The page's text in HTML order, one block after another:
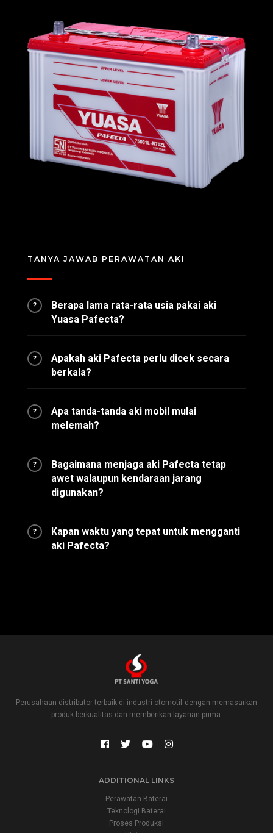
TANYA JAWAB PERAWATAN AKI
?
Berapa lama rata-rata usia pakai aki
Yuasa Pafecta?
?
Apakah aki Pafecta perlu dicek secara
berkala?
?
Apa tanda-tanda aki mobil mulai
melemah?
?
Bagaimana menjaga aki Pafecta tetap
awet walaupun kendaraan jarang
digunakan?
?
Kapan waktu yang tepat untuk mengganti
aki Pafecta?
Perusahaan distributor terbaik di industri otomotif dengan memasarkan
produk berkualitas dan memberikan layanan prima.
ADDITIONAL LINKS
Perawatan Baterai
Teknologi Baterai
Proses Produksi